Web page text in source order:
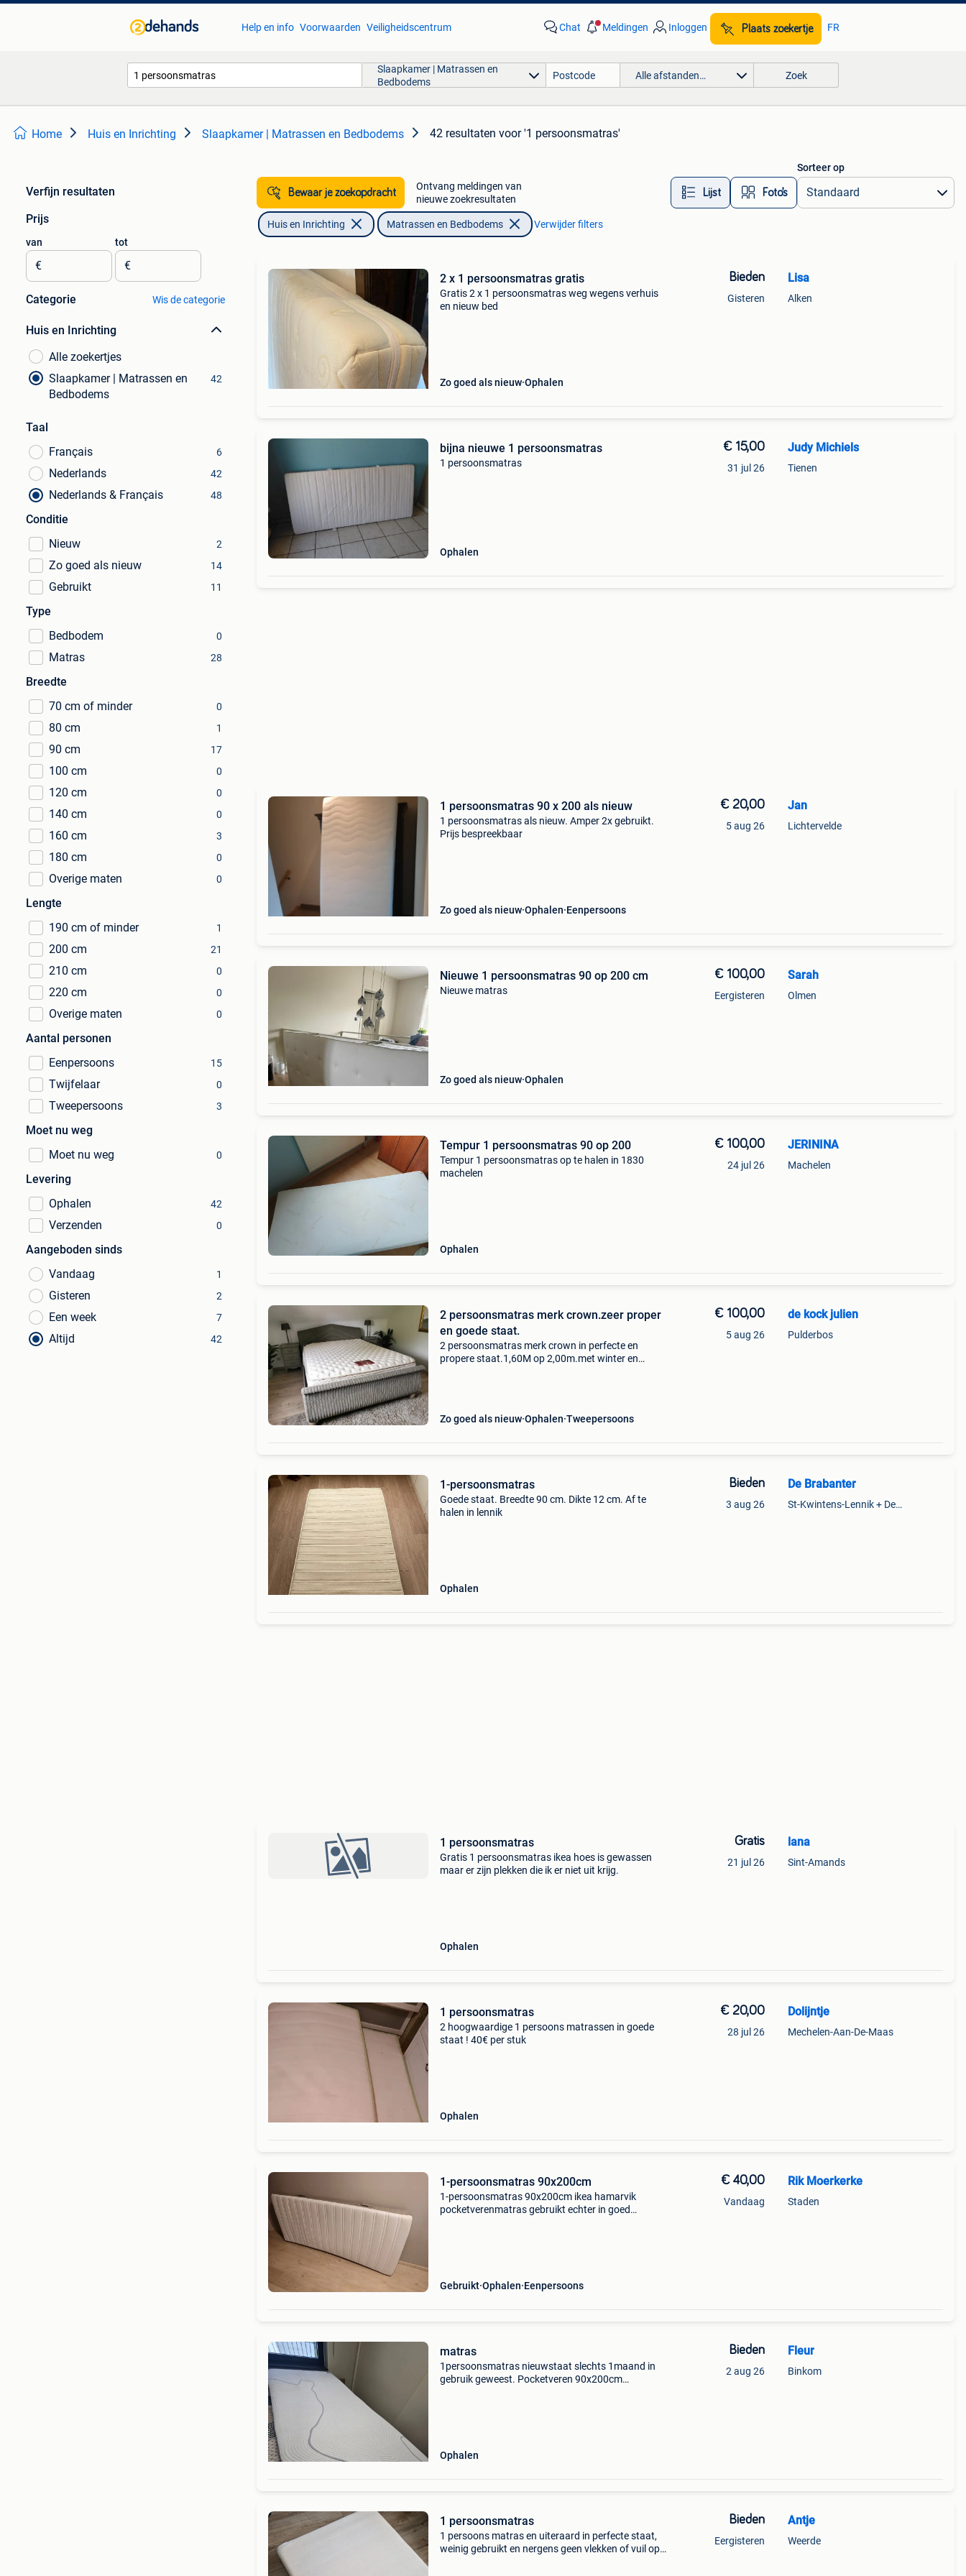
Help en info Voorwaarden Veiligheidscentrum Chat Meldingen Inloggen Plaats zoekertje FR
Slaapkamer | Matrassen en
Bedbodems
Alle afstanden… Zoek
Home Huis en Inrichting Slaapkamer | Matrassen en Bedbodems 42 resultaten voor '1 persoonsmatras'
Verfijn resultaten
Prijs
van
€
tot
€
Categorie Wis de categorie
Huis en Inrichting
Alle zoekertjes
Slaapkamer | Matrassen en
Bedbodems
42
Taal
Français
6
Nederlands 42
Nederlands & Français 48
Conditie
Nieuw
2
Zo goed als nieuw 14
Gebruikt 11
Type
Bedbodem
0
Matras 28
Breedte
70 cm of minder
0
80 cm 1
90 cm 17
100 cm 0
120 cm 0
140 cm 0
160 cm 3
180 cm 0
Overige maten 0
Lengte
190 cm of minder
1
200 cm 21
210 cm 0
220 cm 0
Overige maten 0
Aantal personen
Eenpersoons
15
Twijfelaar 0
Tweepersoons 3
Moet nu weg
Moet nu weg
0
Levering
Ophalen
42
Verzenden 0
Aangeboden sinds
Vandaag
1
Gisteren 2
Een week 7
Altijd 42
Bewaar je zoekopdracht
Ontvang meldingen van
nieuwe zoekresultaten
Lijst Foto’s
Sorteer op
Huis en Inrichting Matrassen en Bedbodems Verwijder filters
2 x 1 persoonsmatras gratis
Gratis 2 x 1 persoonsmatras weg wegens verhuis
en nieuw bed
Zo goed als nieuw Ophalen
Bieden
Gisteren
Lisa
Alken
bijna nieuwe 1 persoonsmatras
1 persoonsmatras
Ophalen
€ 15,00
31 jul 26
Judy Michiels
Tienen
1 persoonsmatras 90 x 200 als nieuw
1 persoonsmatras als nieuw. Amper 2x gebruikt.
Prijs bespreekbaar
Zo goed als nieuw Ophalen Eenpersoons
€ 20,00
5 aug 26
Jan
Lichtervelde
Nieuwe 1 persoonsmatras 90 op 200 cm
Nieuwe matras
Zo goed als nieuw Ophalen
€ 100,00
Eergisteren
Sarah
Olmen
Tempur 1 persoonsmatras 90 op 200
Tempur 1 persoonsmatras op te halen in 1830
machelen
Ophalen
€ 100,00
24 jul 26
JERININA
Machelen
2 persoonsmatras merk crown.zeer proper
en goede staat.
2 persoonsmatras merk crown in perfecte en
propere staat.1,60M op 2,00m.met winter en
Zo goed als nieuw Ophalen Tweepersoons
€ 100,00
5 aug 26
de kock julien
Pulderbos
1-persoonsmatras
Goede staat. Breedte 90 cm. Dikte 12 cm. Af te
halen in lennik
Ophalen
Bieden
3 aug 26
De Brabanter
St-Kwintens-Lennik + Deel Roosdaal
1 persoonsmatras
Gratis 1 persoonsmatras ikea hoes is gewassen
maar er zijn plekken die ik er niet uit krijg.
Ophalen
Gratis
21 jul 26
lana
Sint-Amands
1 persoonsmatras
2 hoogwaardige 1 persoons matrassen in goede
staat ! 40€ per stuk
Ophalen
€ 20,00
28 jul 26
Dolijntje
Mechelen-Aan-De-Maas
1-persoonsmatras 90x200cm
1-persoonsmatras 90x200cm ikea hamarvik
pocketverenmatras gebruikt echter in goed
Gebruikt Ophalen Eenpersoons
€ 40,00
Vandaag
Rik Moerkerke
Staden
matras
1persoonsmatras nieuwstaat slechts 1maand in
gebruik geweest. Pocketveren 90x200cm
Ophalen
Bieden
2 aug 26
Fleur
Binkom
1 persoonsmatras
1 persoons matras en uiteraard in perfecte staat,
weinig gebruikt en nergens geen vlekken of vuil op.
Bieden
Eergisteren
Antje
Weerde